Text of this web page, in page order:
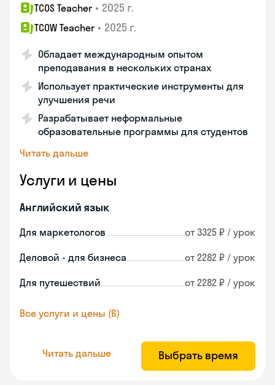
TCOS Teacher • 2025 г.
TCOW Teacher • 2025 г.
Обладает международным опытом
преподавания в нескольких странах
Использует практические инструменты для
улучшения речи
Разрабатывает неформальные
образовательные программы для студентов
Читать дальше
Услуги и цены
Английский язык
Для маркетологов от 3325 ₽ / урок
Деловой - для бизнеса от 2282 ₽ / урок
Для путешествий от 2282 ₽ / урок
Все услуги и цены (6)
Читать дальше Выбрать время